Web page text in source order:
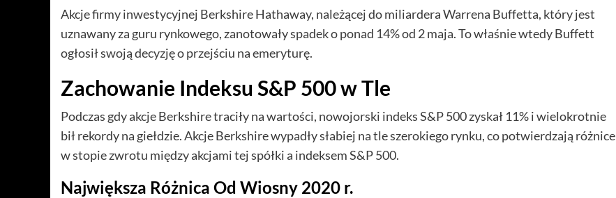
Akcje firmy inwestycyjnej Berkshire Hathaway, należącej do miliardera Warrena Buffetta, który jest
uznawany za guru rynkowego, zanotowały spadek o ponad 14% od 2 maja. To właśnie wtedy Buffett
ogłosił swoją decyzję o przejściu na emeryturę.
Zachowanie Indeksu S&P 500 w Tle
Podczas gdy akcje Berkshire traciły na wartości, nowojorski indeks S&P 500 zyskał 11% i wielokrotnie
bił rekordy na giełdzie. Akcje Berkshire wypadły słabiej na tle szerokiego rynku, co potwierdzają różnice
w stopie zwrotu między akcjami tej spółki a indeksem S&P 500.
Największa Różnica Od Wiosny 2020 r.